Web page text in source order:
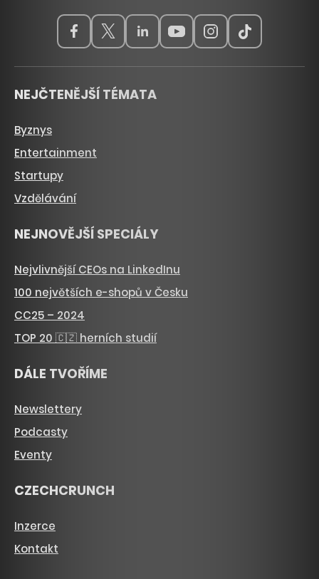
NEJČTENĚJŠÍ TÉMATA
Byznys
Entertainment
Startupy
Vzdělávání
NEJNOVĚJŠÍ SPECIÁLY
Nejvlivnější CEOs na LinkedInu
100 největších e-shopů v Česku
CC25 – 2024
TOP 20 🇨🇿 herních studií
DÁLE TVOŘÍME
Newslettery
Podcasty
Eventy
CZECHCRUNCH
Inzerce
Kontakt